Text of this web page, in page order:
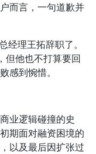
而言，一句道歉并
理王拓辞职了。
但他也不打算要回
感到惋惜。
业逻辑碰撞的史
期面对融资困境的
以及最后因扩张过